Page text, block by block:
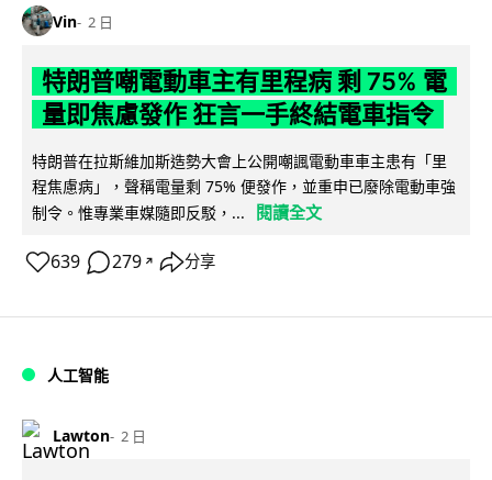
Vin 2 日
特朗普嘲電動車主有里程病 剩 75% 電
量即焦慮發作 狂言一手終結電車指令
特朗普在拉斯維加斯造勢大會上公開嘲諷電動車車主患有「里
程焦慮病」，聲稱電量剩 75% 便發作，並重申已廢除電動車強
制令。惟專業車媒隨即反駁，...
閱讀全文
639 279 ↗ 分享
人工智能
Lawton 2 日